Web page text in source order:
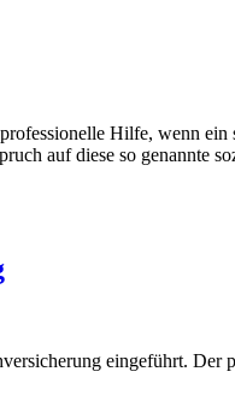
Hilfe, wenn
auf diese so genannte
eingeführt. Der